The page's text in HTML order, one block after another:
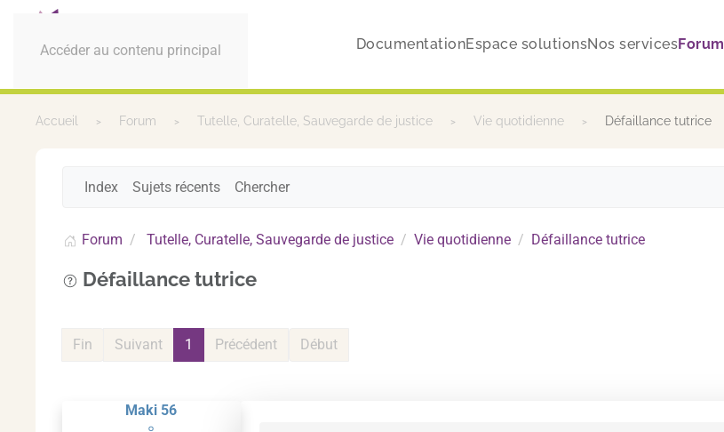
Accéder au contenu principal DocumentationEspace solutionsNos servicesForum
Accueil Forum Tutelle, Curatelle, Sauvegarde de justice Vie quotidienne Défaillance tutrice
Index Sujets récents Chercher
Forum Tutelle, Curatelle, Sauvegarde de justice Vie quotidienne Défaillance tutrice
Défaillance tutrice
Début
Précédent
1
Suivant
Fin
Maki 56